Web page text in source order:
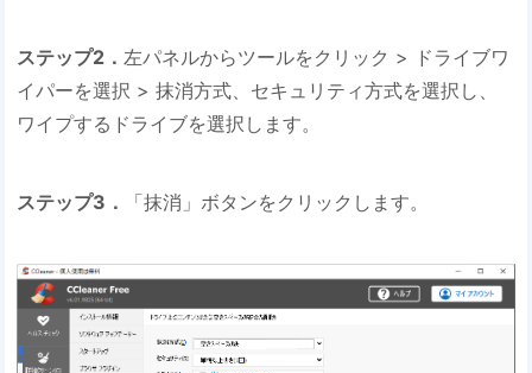
ステップ2．左パネルからツールをクリック > ドライブワ
イパーを選択 > 抹消方式、セキュリティ方式を選択し、
ワイプするドライブを選択します。
ステップ3． 「抹消」ボタンをクリックします。